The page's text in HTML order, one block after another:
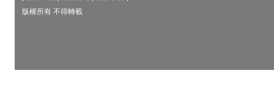
版權所有 不得轉載